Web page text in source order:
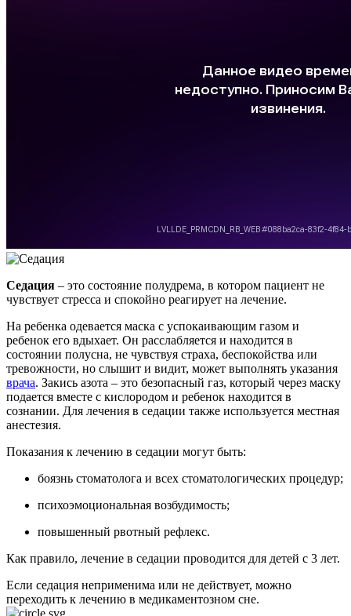
Седация – это состояние полудрема, в котором пациент не
чувствует стресса и спокойно реагирует на лечение.
На ребенка одевается маска с успокаивающим газом и
ребенок его вдыхает. Он расслабляется и находится в
состоянии полусна, не чувствуя страха, беспокойства или
тревожности, но слышит и видит, может выполнять указания
врача. Закись азота – это безопасный газ, который через маску
подается вместе с кислородом и ребенок находится в
сознании. Для лечения в седации также используется местная
анестезия.
Показания к лечению в седации могут быть:
боязнь стоматолога и всех стоматологических процедур;
психоэмоциональная возбудимость;
повышенный рвотный рефлекс.
Как правило, лечение в седации проводится для детей с 3 лет.
Если седация неприменима или не действует, можно
переходить к лечению в медикаментозном сне.